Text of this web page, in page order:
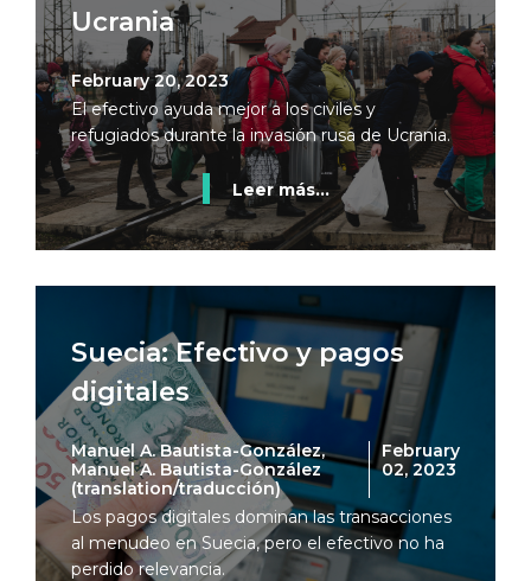
Ucrania
February 20, 2023
El efectivo ayuda mejor a los civiles y
refugiados durante la invasión rusa de Ucrania.
Leer más...
Suecia: Efectivo y pagos
digitales
Manuel A. Bautista-González,
Manuel A. Bautista-González
(translation/traducción)
February
02, 2023
Los pagos digitales dominan las transacciones
al menudeo en Suecia, pero el efectivo no ha
perdido relevancia.